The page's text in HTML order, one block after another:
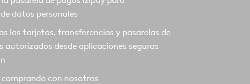
datos personales
las tarjetas, transferencias y pasarelas de
autorizados desde aplicaciones seguras
con nosotros